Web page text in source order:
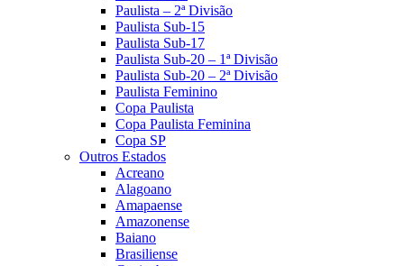
Paulista – 2ª Divisão
Paulista Sub-15
Paulista Sub-17
Paulista Sub-20 – 1ª Divisão
Paulista Sub-20 – 2ª Divisão
Paulista Feminino
Copa Paulista
Copa Paulista Feminina
Copa SP
Outros Estados
Acreano
Alagoano
Amapaense
Amazonense
Baiano
Brasiliense